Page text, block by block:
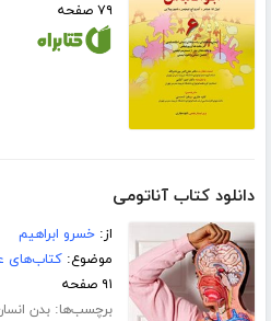
۷۹ صفحه
دانلود کتاب آناتومی
از:خسرو ابراهیم
موضوع:کتاب‌های
۹۱ صفحه
برچسب‌ها:بدن